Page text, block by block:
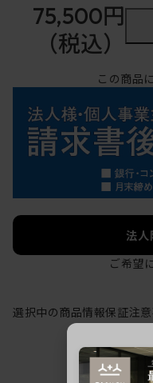
75,500円
（税込）
この商品
法
ご希望
選択中の商品情報保証注